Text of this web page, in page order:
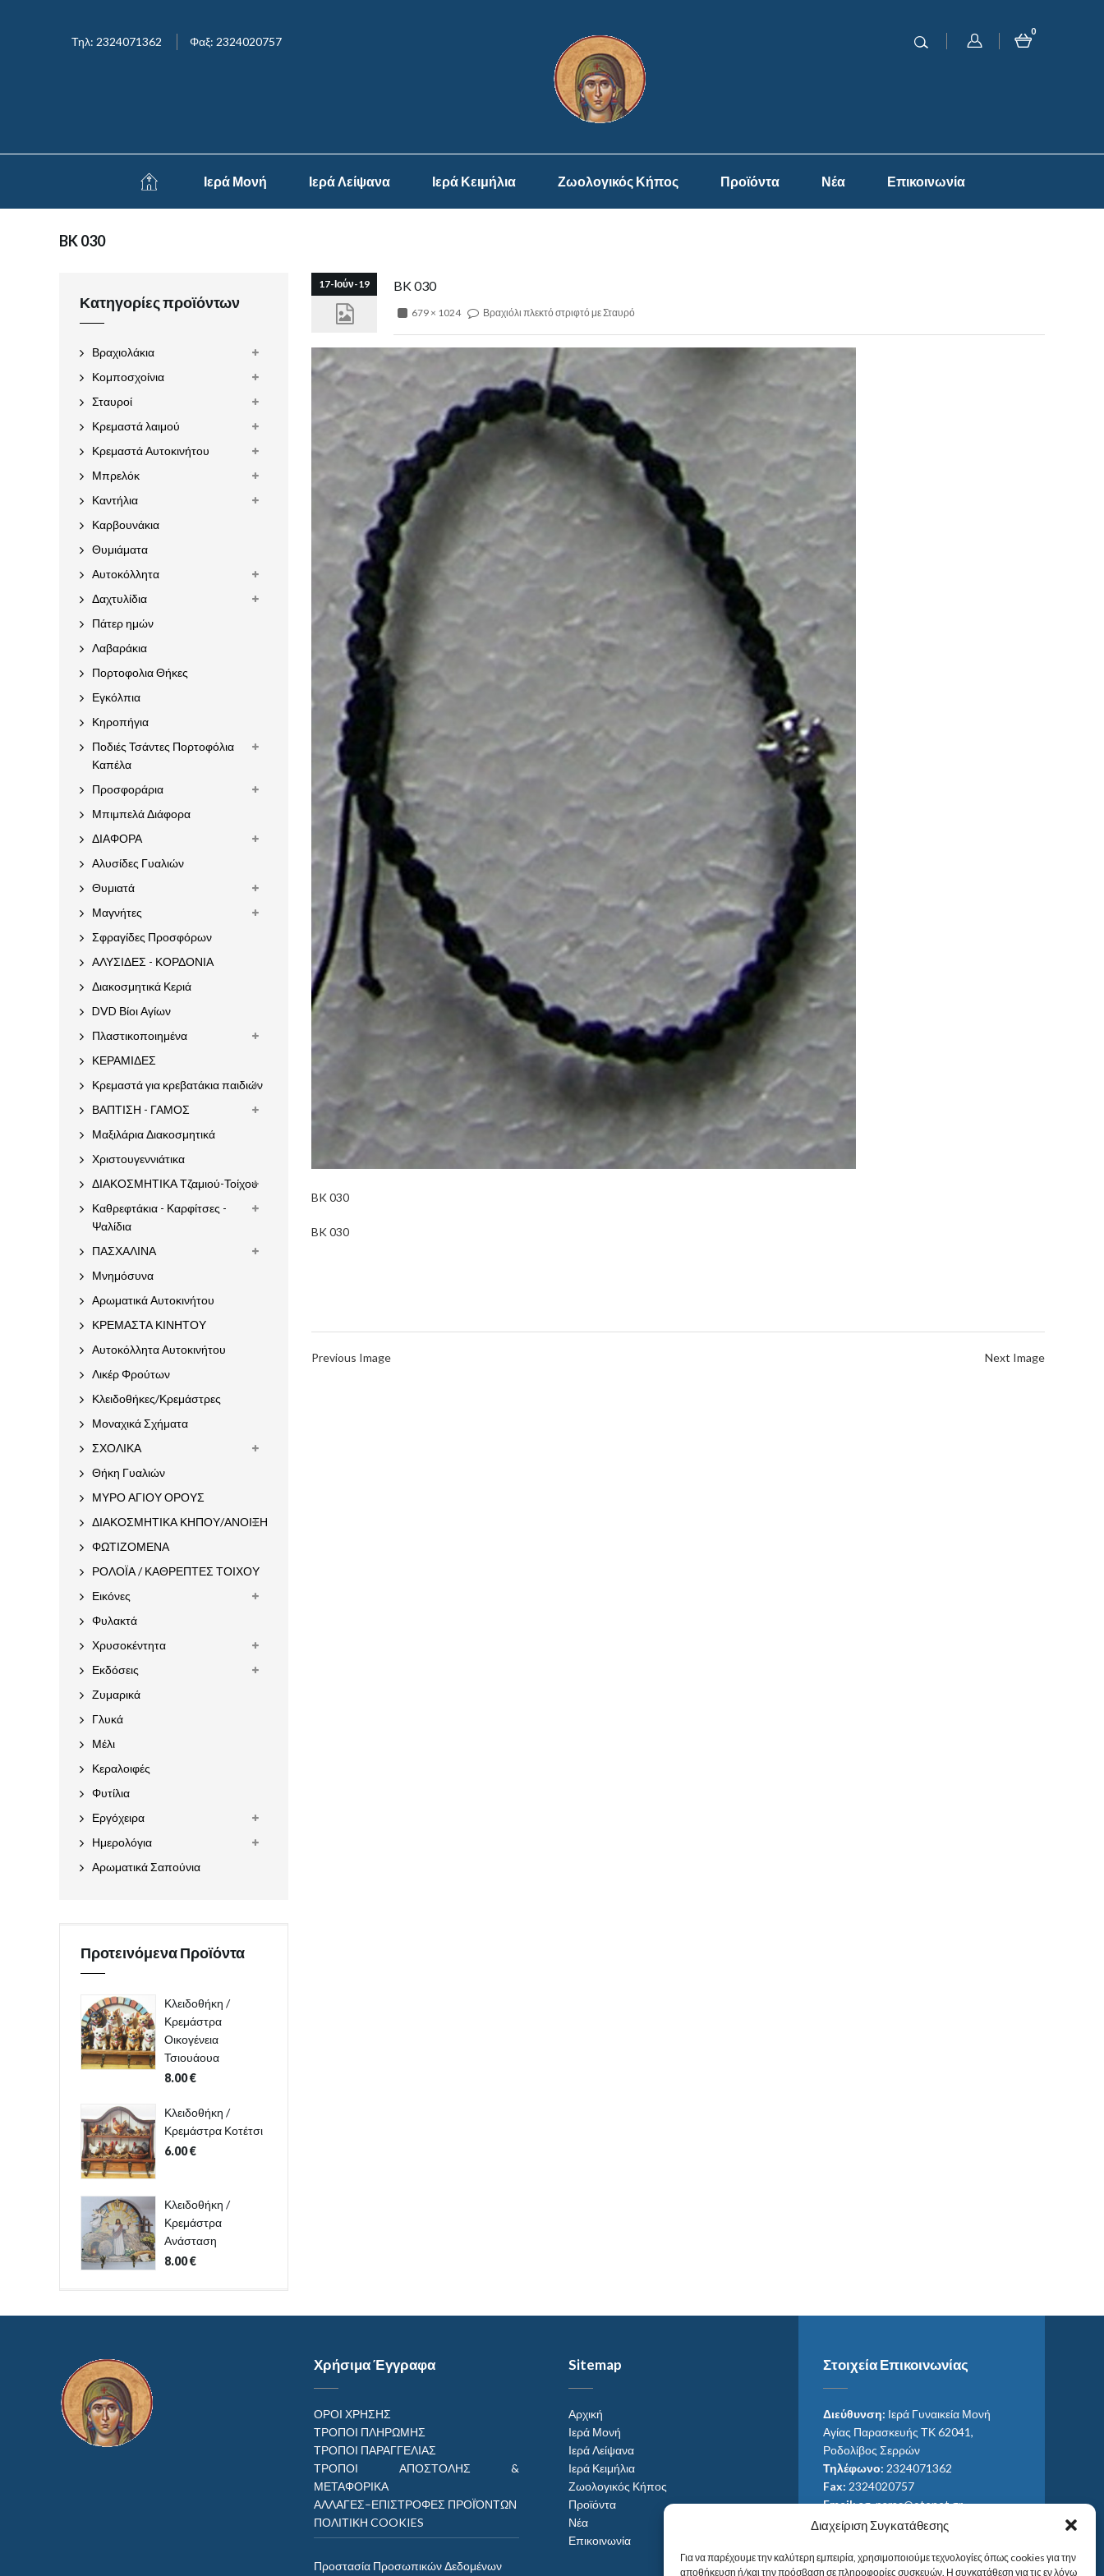
Διαχείριση Συγκατάθεσης
Για να παρέχουμε την καλύτερη εμπειρία, χρησιμοποιούμε τεχνολογίες όπως cookies για την
αποθήκευση ή/και την πρόσβαση σε πληροφορίες συσκευών. Η συγκατάθεση για τις εν λόγω
Τηλ: 2324071362 Φαξ: 2324020757
0
Ιερά Μονή Ιερά Λείψανα Ιερά Κειμήλια Ζωολογικός Κήπος Προϊόντα Νέα Επικοινωνία
BK 030
17-Ιούν-19 BK 030
679 × 1024 Βραχιόλι πλεκτό στριφτό με Σταυρό
BK 030
BK 030
Previous Image Next Image
Κατηγορίες προϊόντων
Βραχιολάκια
Κομποσχοίνια
Σταυροί
Κρεμαστά λαιμού
Κρεμαστά Αυτοκινήτου
Μπρελόκ
Καντήλια
Καρβουνάκια
Θυμιάματα
Αυτοκόλλητα
Δαχτυλίδια
Πάτερ ημών
Λαβαράκια
Πορτοφολια Θήκες
Εγκόλπια
Κηροπήγια
Ποδιές Τσάντες Πορτοφόλια
Καπέλα
Προσφοράρια
Μπιμπελά Διάφορα
ΔΙΑΦΟΡΑ
Αλυσίδες Γυαλιών
Θυμιατά
Μαγνήτες
Σφραγίδες Προσφόρων
ΑΛΥΣΙΔΕΣ - ΚΟΡΔΟΝΙΑ
Διακοσμητικά Κεριά
DVD Βίοι Αγίων
Πλαστικοποιημένα
ΚΕΡΑΜΙΔΕΣ
Κρεμαστά για κρεβατάκια παιδιών
ΒΑΠΤΙΣΗ - ΓΑΜΟΣ
Μαξιλάρια Διακοσμητικά
Χριστουγεννιάτικα
ΔΙΑΚΟΣΜΗΤΙΚΑ Τζαμιού-Τοίχου
Καθρεφτάκια - Καρφίτσες -
Ψαλίδια
ΠΑΣΧΑΛΙΝΑ
Μνημόσυνα
Αρωματικά Αυτοκινήτου
ΚΡΕΜΑΣΤΑ ΚΙΝΗΤΟΥ
Αυτοκόλλητα Αυτοκινήτου
Λικέρ Φρούτων
Κλειδοθήκες/Κρεμάστρες
Μοναχικά Σχήματα
ΣΧΟΛΙΚΑ
Θήκη Γυαλιών
ΜΥΡΟ ΑΓΙΟΥ ΟΡΟΥΣ
ΔΙΑΚΟΣΜΗΤΙΚΑ ΚΗΠΟΥ/ΑΝΟΙΞΗ
ΦΩΤΙΖΟΜΕΝΑ
ΡΟΛΟΪΑ / ΚΑΘΡΕΠΤΕΣ ΤΟΙΧΟΥ
Εικόνες
Φυλακτά
Χρυσοκέντητα
Εκδόσεις
Ζυμαρικά
Γλυκά
Μέλι
Κεραλοιφές
Φυτίλια
Εργόχειρα
Ημερολόγια
Αρωματικά Σαπούνια
Προτεινόμενα Προϊόντα
Κλειδοθήκη /
Κρεμάστρα
Οικογένεια
Τσιουάουα
8.00€
Κλειδοθήκη /
Κρεμάστρα Κοτέτσι
6.00€
Κλειδοθήκη /
Κρεμάστρα
Ανάσταση
8.00€
Χρήσιμα Έγγραφα
ΟΡΟΙ ΧΡΗΣΗΣ
ΤΡΟΠΟΙ ΠΛΗΡΩΜΗΣ
ΤΡΟΠΟΙ ΠΑΡΑΓΓΕΛΙΑΣ
ΤΡΟΠΟΙ ΑΠΟΣΤΟΛΗΣ &
ΜΕΤΑΦΟΡΙΚΑ
ΑΛΛΑΓΕΣ–ΕΠΙΣΤΡΟΦΕΣ ΠΡΟΪΌΝΤΩΝ
ΠΟΛΙΤΙΚΗ COOKIES
Προστασία Προσωπικών Δεδομένων
Sitemap
Αρχική
Ιερά Μονή
Ιερά Λείψανα
Ιερά Κειμήλια
Ζωολογικός Κήπος
Προϊόντα
Νέα
Επικοινωνία
Στοιχεία Επικοινωνίας
Διεύθυνση: Ιερά Γυναικεία Μονή
Αγίας Παρασκευής ΤΚ 62041,
Ροδολίβος Σερρών
Τηλέφωνο: 2324071362
Fax: 2324020757
Email:ag_paras@otenet.gr
Email:info@im-agparaskevis.gr
Από ανατολή έως και δύση του ηλίου.